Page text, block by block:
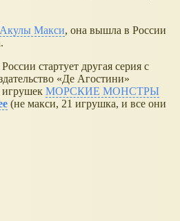
Акулы Макси, она вышла в России
стартует другая серия с
«Де Агостини»
игрушек МОРСКИЕ МОНСТРЫ
(не макси, 21 игрушка, и все они